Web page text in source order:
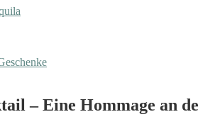
– Eine Hommage an